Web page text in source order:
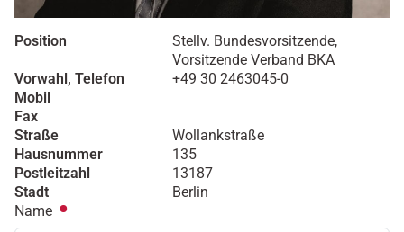
Position
Stellv. Bundesvorsitzende,
Vorsitzende Verband BKA
Vorwahl, Telefon
+49 30 2463045-0
Mobil
Fax
Straße
Wollankstraße
Hausnummer
135
Postleitzahl
13187
Stadt
Berlin
Name